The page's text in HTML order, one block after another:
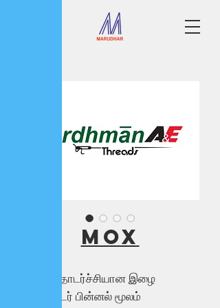
MOX
MOX தொடர்ச்சியான இழை
பாலியஸ்டர் பின்னல் மூலம்